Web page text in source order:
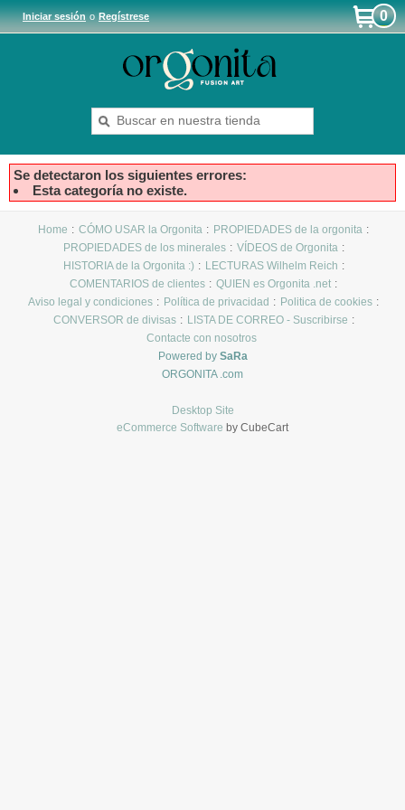
Iniciar sesiónoRegístrese 0
Se detectaron los siguientes errores:
Esta categoría no existe.
Home CÓMO USAR la Orgonita
PROPIEDADES de la orgonita
PROPIEDADES de los minerales
VÍDEOS de Orgonita
HISTORIA de la Orgonita :)
LECTURAS Wilhelm Reich
COMENTARIOS de clientes
QUIEN es Orgonita .net
Aviso legal y condiciones
Política de privacidad
Politica de cookies
CONVERSOR de divisas
LISTA DE CORREO - Suscribirse
Contacte con nosotros
Powered by SaRa
ORGONITA .com
Desktop Site
eCommerce Software by CubeCart